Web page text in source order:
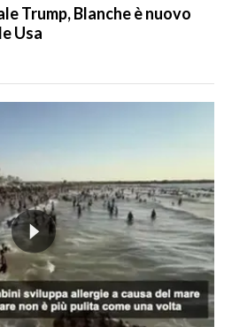
Trump, Blanche è nuovo
Usa